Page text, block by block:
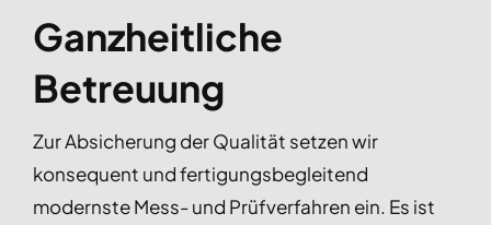
Ganzheitliche
Betreuung
Zur Absicherung der Qualität setzen wir
konsequent und fertigungsbegleitend
modernste Mess- und Prüfverfahren ein. Es ist